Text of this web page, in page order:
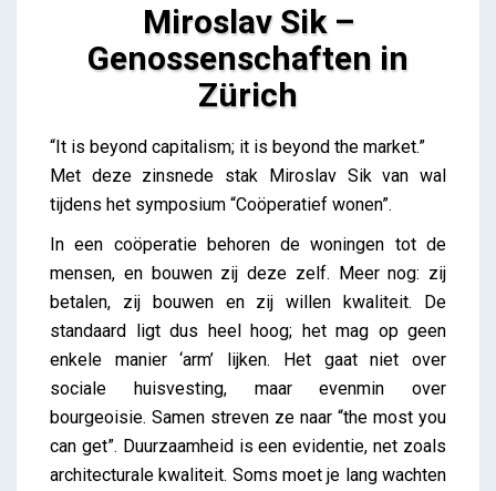
Miroslav Sik –
Genossenschaften in
Zürich
Miroslav Sik – Genossenschaften in Zürich
“It is beyond capitalism; it is beyond the market.”
Met deze zinsnede stak Miroslav Sik van wal
tijdens het symposium “Coöperatief wonen”.
In een coöperatie behoren de woningen tot de
mensen, en bouwen zij deze zelf. Meer nog: zij
betalen, zij bouwen en zij willen kwaliteit. De
standaard ligt dus heel hoog; het mag op geen
enkele manier ‘arm’ lijken. Het gaat niet over
sociale huisvesting, maar evenmin over
bourgeoisie. Samen streven ze naar “the most you
can get”. Duurzaamheid is een evidentie, net zoals
architecturale kwaliteit. Soms moet je lang wachten